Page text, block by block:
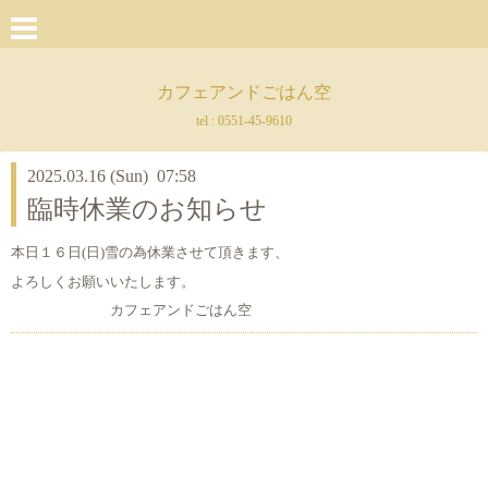
カフェアンドごはん空
tel : 0551-45-9610
2025.03.16 (Sun) 07:58
臨時休業のお知らせ
本日１６日(日)雪の為休業させて頂きます、
よろしくお願いいたします。
カフェアンドごはん空